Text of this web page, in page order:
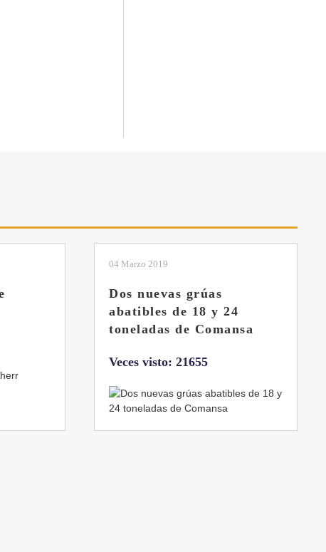
01 Febrero 2019
La botella aún no está
llena